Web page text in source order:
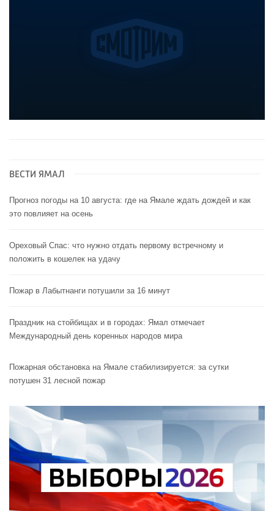
ВЕСТИ ЯМАЛ
Прогноз погоды на 10 августа: где на Ямале ждать дождей и как
это повлияет на осень
Ореховый Спас: что нужно отдать первому встречному и
положить в кошелек на удачу
Пожар в Лабытнанги потушили за 16 минут
Праздник на стойбищах и в городах: Ямал отмечает
Международный день коренных народов мира
Пожарная обстановка на Ямале стабилизируется: за сутки
потушен 31 лесной пожар